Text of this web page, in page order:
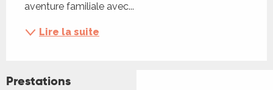
aventure familiale avec...
Lire la suite
Prestations